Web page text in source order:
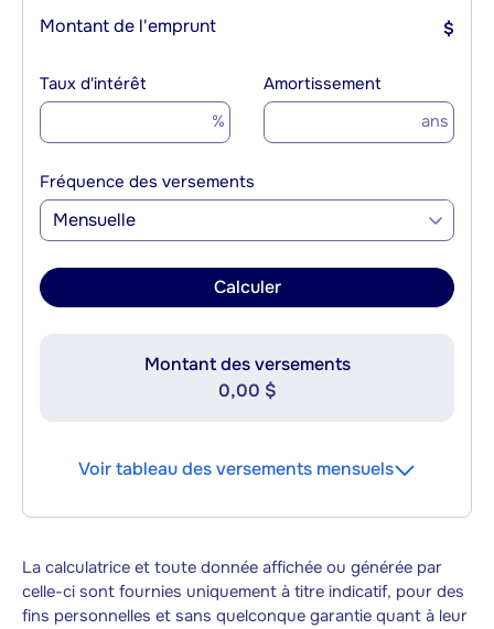
Montant de l'emprunt $
Taux d'intérêt
%
Amortissement
ans
Fréquence des versements
Mensuelle
Calculer
Montant des versements
0,00 $
Voir tableau des versements mensuels
La calculatrice et toute donnée affichée ou générée par
celle-ci sont fournies uniquement à titre indicatif, pour des
fins personnelles et sans quelconque garantie quant à leur